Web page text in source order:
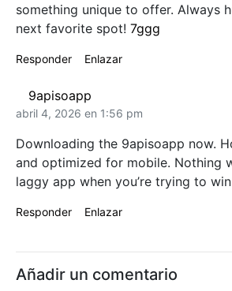
something unique to offer. Always
next favorite spot! 7ggg
Responder Enlazar
9apisoapp
abril 4, 2026 en 1:56 pm
Downloading the 9apisoapp now.
and optimized for mobile. Nothing
laggy app when you’re trying to
Responder Enlazar
Añadir un comentario